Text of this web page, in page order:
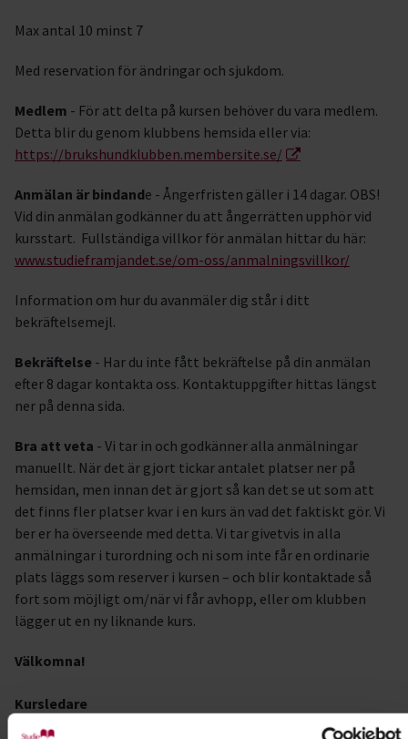
Max antal 10 minst 7
Med reservation för ändringar och sjukdom.
Medlem - För att delta på kursen behöver du vara medlem.
Detta blir du genom klubbens hemsida eller via:
https://brukshundklubben.membersite.se/
Anmälan är bindande - Ångerfristen gäller i 14 dagar. OBS!
Vid din anmälan godkänner du att ångerrätten upphör vid
kursstart. Fullständiga villkor för anmälan hittar du här:
www.studieframjandet.se/om-oss/anmalningsvillkor/
Information om hur du avanmäler dig står i ditt
bekräftelsemejl.
Bekräftelse - Har du inte fått bekräftelse på din anmälan
efter 8 dagar kontakta oss. Kontaktuppgifter hittas längst
ner på denna sida.
Bra att veta - Vi tar in och godkänner alla anmälningar
manuellt. När det är gjort tickar antalet platser ner på
hemsidan, men innan det är gjort så kan det se ut som att
det finns fler platser kvar i en kurs än vad det faktiskt gör. Vi
ber er ha överseende med detta. Vi tar givetvis in alla
anmälningar i turordning och ni som inte får en ordinarie
plats läggs som reserver i kursen – och blir kontaktade så
fort som möjligt om/när vi får avhopp, eller om klubben
lägger ut en ny liknande kurs.
Välkomna!
Kursledare
Annelie Damberg